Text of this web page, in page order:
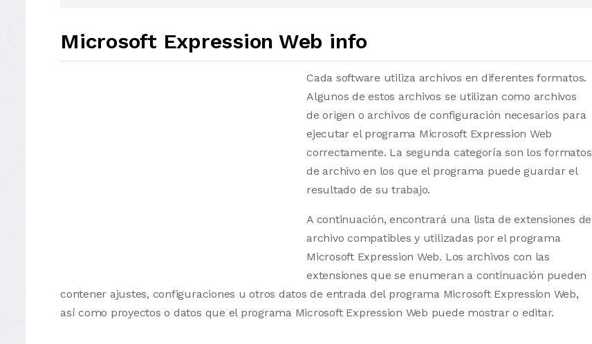
Microsoft Expression Web info
Cada software utiliza archivos en diferentes formatos.
Algunos de estos archivos se utilizan como archivos
de origen o archivos de configuración necesarios para
ejecutar el programa Microsoft Expression Web
correctamente. La segunda categoría son los formatos
de archivo en los que el programa puede guardar el
resultado de su trabajo.
A continuación, encontrará una lista de extensiones de
archivo compatibles y utilizadas por el programa
Microsoft Expression Web. Los archivos con las
extensiones que se enumeran a continuación pueden
contener ajustes, configuraciones u otros datos de entrada del programa Microsoft Expression Web,
así como proyectos o datos que el programa Microsoft Expression Web puede mostrar o editar.